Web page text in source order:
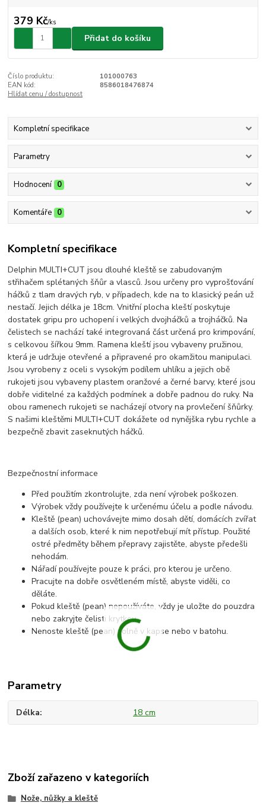
379 Kč/ks
Přidat do košíku
Číslo produktu:
101000763
EAN kód:
8586018476874
Hlídat cenu / dostupnost
Kompletní specifikace
Parametry
Hodnocení 0
Komentáře 0
Kompletní specifikace
Delphin MULTI+CUT jsou dlouhé kleště se zabudovaným
střihačem splétaných šňůr a vlasců. Jsou určeny pro vyprošťování
háčků z tlam dravých ryb, v případech, kde na to klasický peán už
nestačí. Jejich délka je 18cm. Vnitřní plocha kleští poskytuje
dostatek gripu pro uchopení i velkých dvojháčků a trojháčků. Na
čelistech se nachází také integrovaná část určená pro krimpování,
s celkovou šířkou 9mm. Ramena kleští jsou vybaveny pružinou,
která je udržuje otevřené a připravené pro okamžitou manipulaci.
Jsou vyrobeny z oceli s vysokým podílem uhlíku a jejich obě
rukojeti jsou vybaveny plastem oranžové a černé barvy, které jsou
dobře viditelné za každých podmínek a dobře padnou do ruky. Na
obou ramenech rukojeti se nacházejí otvory na provlečení šňůrky.
S našimi kleštěmi MULTI+CUT dokážete od nynějška rybu rychle a
bezpečně zbavit zaseknutých háčků.
Bezpečnostní informace
Před použitím zkontrolujte, zda není výrobek poškozen.
Výrobek vždy používejte k určenému účelu a podle návodu.
Kleště (pean) uchovávejte mimo dosah dětí, domácích zvířat
a dalších osob, které k nim nepotřebují mít přístup. Použité
ostré předměty během přepravy zajistěte, abyste předešli
nehodám.
Nářadí používejte pouze k práci, pro kterou je určeno.
Pracujte na dobře osvětleném místě, abyste viděli, co
děláte.
Pokud kleště (pean) nepoužíváte, vždy je uložte do pouzdra
nebo zakryjte čelisti krytkou.
Nenoste kleště (pean) volně v kapse nebo v batohu.
Parametry
Délka 18 cm
Zboží zařazeno v kategoriích
Nože, nůžky a kleště